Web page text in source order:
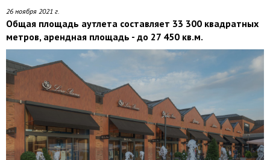
26 ноября 2021 г.
Общая площадь аутлета составляет 33 300 квадратных
метров, арендная площадь - до 27 450 кв.м.